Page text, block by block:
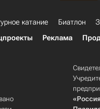
катание Биатлон
Реклама